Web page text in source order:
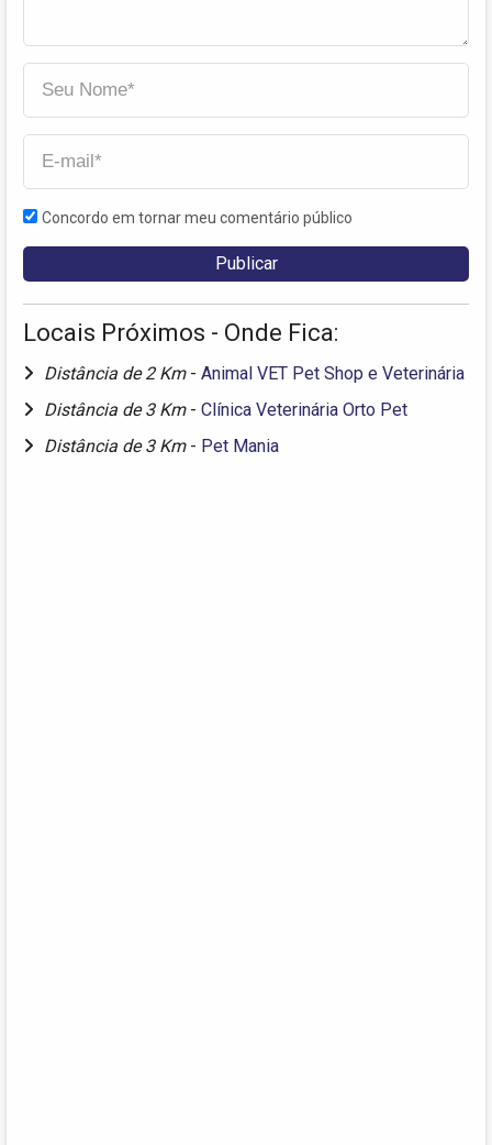
Concordo em tornar meu comentário público
Locais Próximos - Onde Fica:
Distância de 2 Km - Animal VET Pet Shop e Veterinária
Distância de 3 Km - Clínica Veterinária Orto Pet
Distância de 3 Km - Pet Mania